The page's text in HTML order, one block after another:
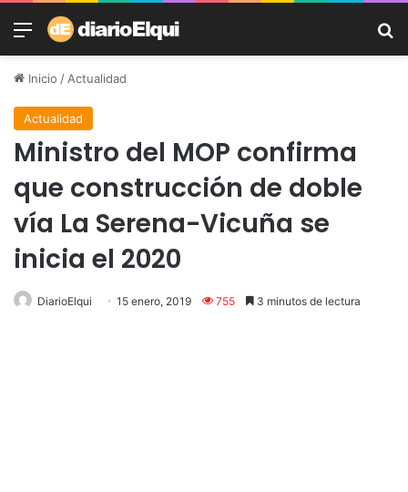
Menú
Inicio /Actualidad
Actualidad
Ministro del MOP confirma
que construcción de doble
vía La Serena-Vicuña se
inicia el 2020
DiarioElqui 15 enero, 2019 755 3 minutos de lectura